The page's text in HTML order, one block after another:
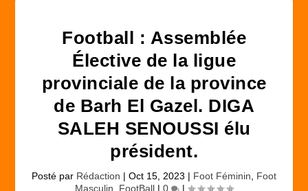
Football : Assemblée
Élective de la ligue
provinciale de la province
de Barh El Gazel. DIGA
SALEH SENOUSSI élu
président.
Posté par Rédaction | Oct 15, 2023 | Foot Féminin
Foot
Masculin
FootBall | 0 |